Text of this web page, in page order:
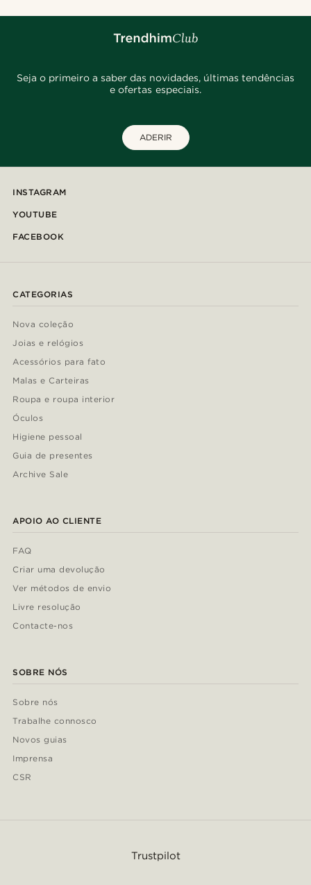
Seja o primeiro a saber das novidades, últimas tendências
e ofertas especiais.
ADERIR
INSTAGRAM
YOUTUBE
FACEBOOK
CATEGORIAS
Nova coleção
Joias e relógios
Acessórios para fato
Malas e Carteiras
Roupa e roupa interior
Óculos
Higiene pessoal
Guia de presentes
Archive Sale
APOIO AO CLIENTE
FAQ
Criar uma devolução
Ver métodos de envio
Livre resolução
Contacte-nos
SOBRE NÓS
Sobre nós
Trabalhe connosco
Novos guias
Imprensa
CSR
Trustpilot